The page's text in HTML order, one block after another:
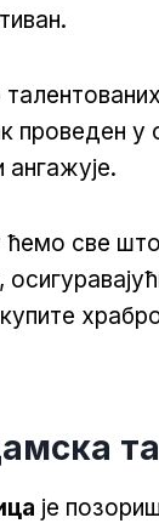
проведен у
све што
је